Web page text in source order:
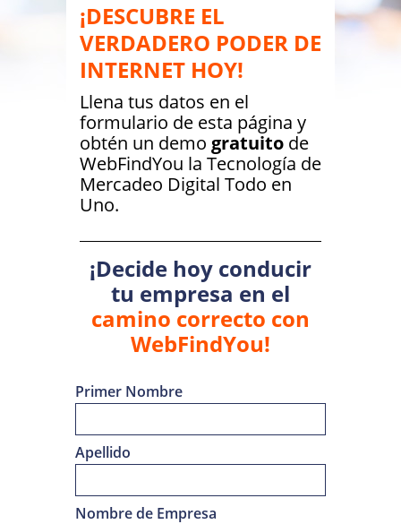
¡DESCUBRE EL
VERDADERO PODER DE
INTERNET HOY!
Llena tus datos en el
formulario de esta página y
obtén un demo gratuito de
WebFindYou la Tecnología de
Mercadeo Digital Todo en
Uno.
¡Decide hoy conducir
tu empresa en el
camino correcto con
WebFindYou!
Primer Nombre
Apellido
Nombre de Empresa